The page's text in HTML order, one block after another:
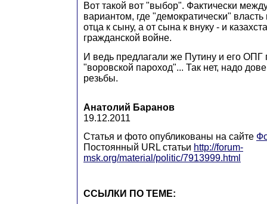
Вот такой вот "выбор". Фактически
вариантом, где "демократически"
отца к сыну, а от сына к внуку - и
гражданской войне.
И ведь предлагали же Путину и его ОПГ
"воровской пароход"... Так нет, надо
резьбы.
Анатолий Баранов
19.12.2011
Статья и фото опубликованы на сайте
Постоянный URL статьи http://forum-
msk.org/material/politic/7913999.html
ССЫЛКИ ПО ТЕМЕ: